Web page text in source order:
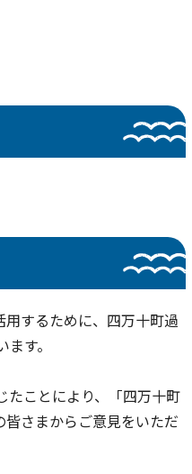
するために、四万十町過
す。
ことにより、「四万十町
さまからご意見をいただ